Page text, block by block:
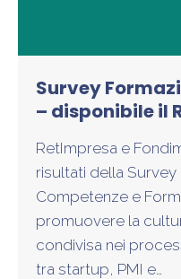
Survey
– disponibile il
RetImpresa e
risultati della Survey
Competenze e
promuovere la
condivisa nei
tra startup, PMI e…